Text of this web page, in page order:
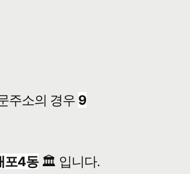
주소의 경우 9
포4동🏛️ 입니다.